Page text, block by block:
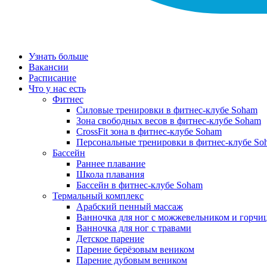
Узнать больше
Вакансии
Расписание
Что у нас есть
Фитнес
Силовые тренировки в фитнес-клубе Soham
Зона свободных весов в фитнес-клубе Soham
CrossFit зона в фитнес-клубе Soham
Персональные тренировки в фитнес-клубе
Бассейн
Раннее плавание
Школа плавания
Бассейн в фитнес-клубе Soham
Термальный комплекс
Арабский пенный массаж
Ванночка для ног с можжевельником и
Ванночка для ног с травами
Детское парение
Парение берёзовым веником
Парение дубовым веником